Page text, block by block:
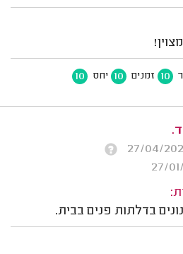
10 זמנים 10 יחס 10
בדלתות פנים בבית.